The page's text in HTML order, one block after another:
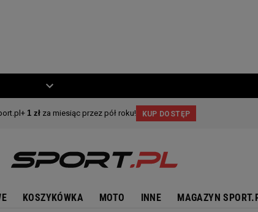
KOSZYKÓWKA MOTO INNE MAGAZYN